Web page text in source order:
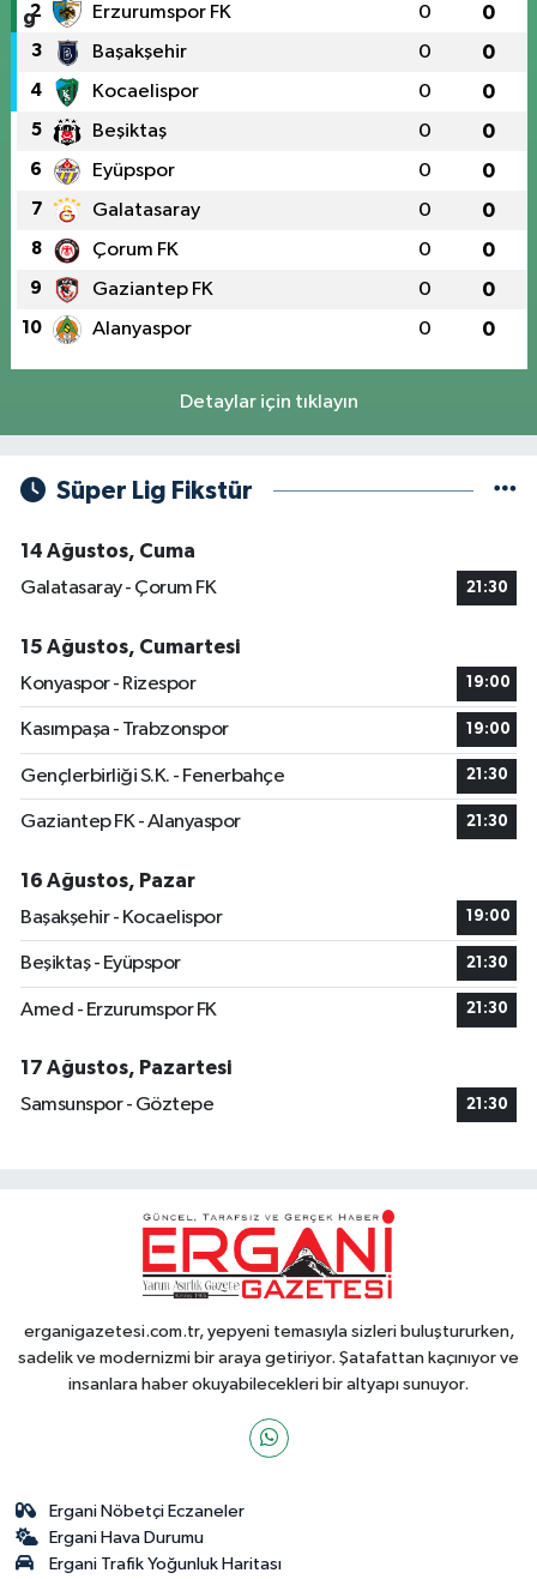
2 Erzurumspor FK 0 0
3 Başakşehir 0 0
4 Kocaelispor 0 0
5 Beşiktaş 0 0
6 Eyüpspor 0 0
7 Galatasaray 0 0
8 Çorum FK 0 0
9 Gaziantep FK 0 0
10 Alanyaspor 0 0
Detaylar için tıklayın
Süper Lig Fikstür
14 Ağustos, Cuma
Galatasaray - Çorum FK
21:30
15 Ağustos, Cumartesi
Konyaspor - Rizespor
19:00
Kasımpaşa - Trabzonspor 19:00
Gençlerbirliği S.K. - Fenerbahçe 21:30
Gaziantep FK - Alanyaspor 21:30
16 Ağustos, Pazar
Başakşehir - Kocaelispor
19:00
Beşiktaş - Eyüpspor 21:30
Amed - Erzurumspor FK 21:30
17 Ağustos, Pazartesi
Samsunspor - Göztepe
21:30
erganigazetesi.com.tr, yepyeni temasıyla sizleri buluştururken,
sadelik ve modernizmi bir araya getiriyor. Şatafattan kaçınıyor ve
insanlara haber okuyabilecekleri bir altyapı sunuyor.
Ergani Nöbetçi Eczaneler
Ergani Hava Durumu
Ergani Trafik Yoğunluk Haritası